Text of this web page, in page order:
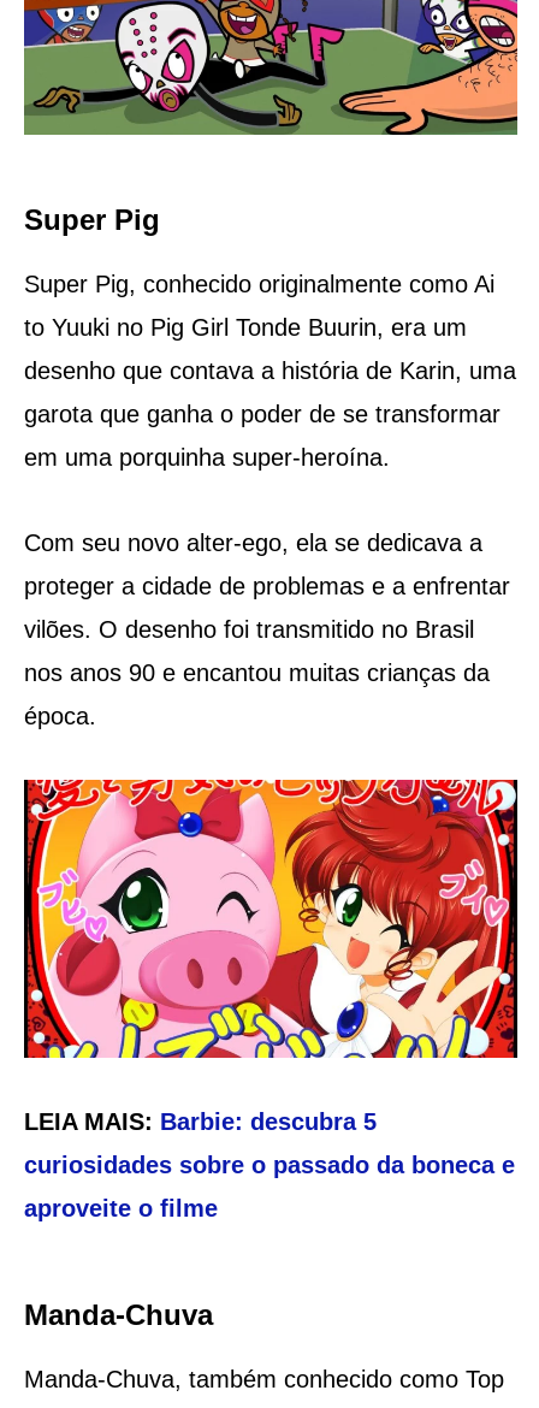
Super Pig
Super Pig, conhecido originalmente como Ai
to Yuuki no Pig Girl Tonde Buurin, era um
desenho que contava a história de Karin, uma
garota que ganha o poder de se transformar
em uma porquinha super-heroína.
Com seu novo alter-ego, ela se dedicava a
proteger a cidade de problemas e a enfrentar
vilões. O desenho foi transmitido no Brasil
nos anos 90 e encantou muitas crianças da
época.
LEIA MAIS: Barbie: descubra 5
curiosidades sobre o passado da boneca e
aproveite o filme
Manda-Chuva
Manda-Chuva, também conhecido como Top